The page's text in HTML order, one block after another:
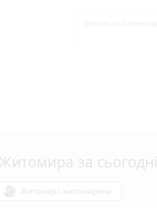
за сьогодні
Житомир і житомиряни